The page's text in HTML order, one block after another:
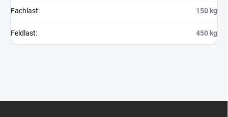
Fachlast: 150 kg
Feldlast: 450 kg